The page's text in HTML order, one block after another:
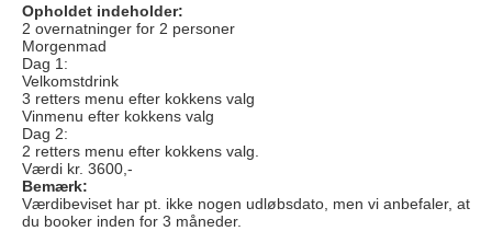
Opholdet indeholder:
2 overnatninger for 2 personer
Morgenmad
Dag 1:
Velkomstdrink
3 retters menu efter kokkens valg
Vinmenu efter kokkens valg
Dag 2:
2 retters menu efter kokkens valg.
Værdi kr. 3600,-
Bemærk:
Værdibeviset har pt. ikke nogen udløbsdato, men vi anbefaler, at
du booker inden for 3 måneder.